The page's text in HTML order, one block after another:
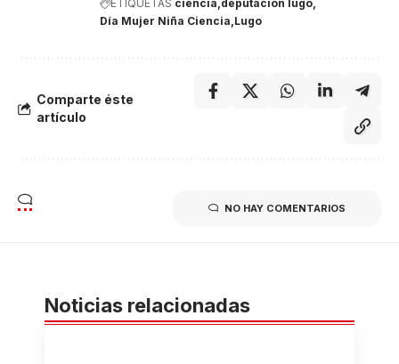
ETIQUETAS ciencia deputacion lugo
Día Mujer Niña Ciencia Lugo
Comparte éste
artículo
NO HAY COMENTARIOS
Noticias relacionadas